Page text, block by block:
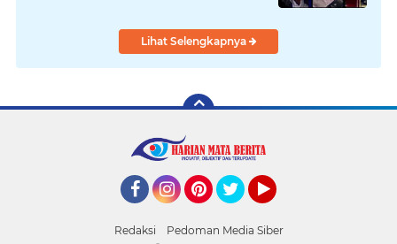
Lihat Selengkapnya
Redaksi Pedoman Media Siber